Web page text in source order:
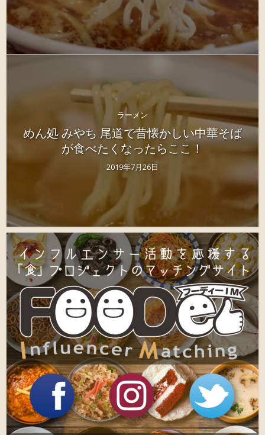
ラーメン
めん処 みやち 尾道で昔懐かしい中華そば
が食べたくなったらここ！
2019年7月26日